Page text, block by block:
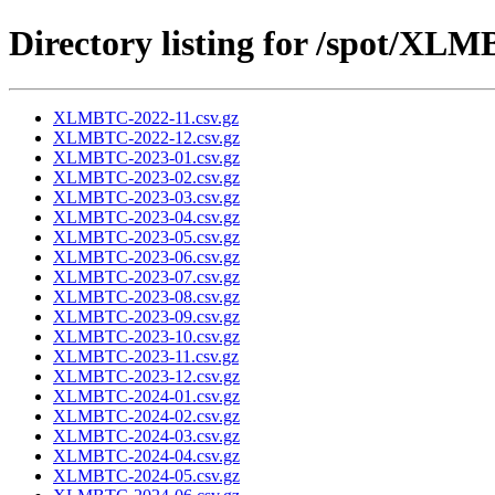
Directory listing for /spot/
XLMBTC-2022-11.csv.gz
XLMBTC-2022-12.csv.gz
XLMBTC-2023-01.csv.gz
XLMBTC-2023-02.csv.gz
XLMBTC-2023-03.csv.gz
XLMBTC-2023-04.csv.gz
XLMBTC-2023-05.csv.gz
XLMBTC-2023-06.csv.gz
XLMBTC-2023-07.csv.gz
XLMBTC-2023-08.csv.gz
XLMBTC-2023-09.csv.gz
XLMBTC-2023-10.csv.gz
XLMBTC-2023-11.csv.gz
XLMBTC-2023-12.csv.gz
XLMBTC-2024-01.csv.gz
XLMBTC-2024-02.csv.gz
XLMBTC-2024-03.csv.gz
XLMBTC-2024-04.csv.gz
XLMBTC-2024-05.csv.gz